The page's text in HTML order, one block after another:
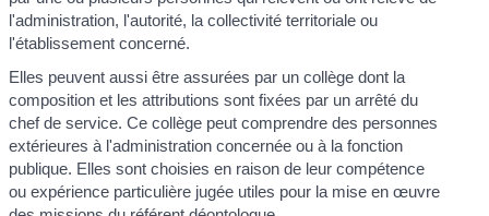
l'administration, l'autorité, la collectivité territoriale ou
l'établissement concerné.
Elles peuvent aussi être assurées par un collège dont la
composition et les attributions sont fixées par un arrêté du
chef de service. Ce collège peut comprendre des personnes
extérieures à l'administration concernée ou à la fonction
publique. Elles sont choisies en raison de leur compétence
ou expérience particulière jugée utiles pour la mise en œuvre